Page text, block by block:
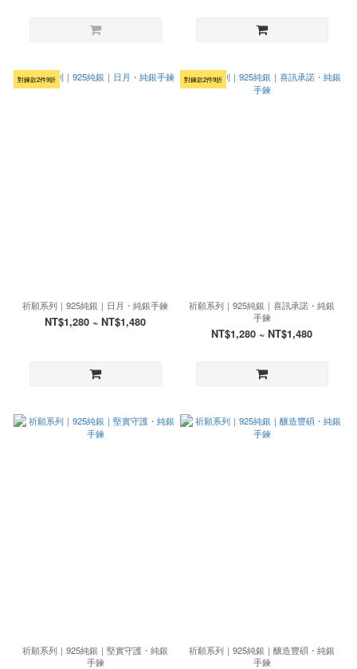
對鍊款2件9折
祈願系列｜925純銀｜日月・純銀手鍊
NT$1,280 ~ NT$1,480
對鍊款2件9折
祈願系列｜925純銀｜喜訊承諾・純銀
手鍊
NT$1,280 ~ NT$1,480
祈願系列｜925純銀｜堅實守護・純銀
手鍊
祈願系列｜925純銀｜釀造豐碩・純銀
手鍊